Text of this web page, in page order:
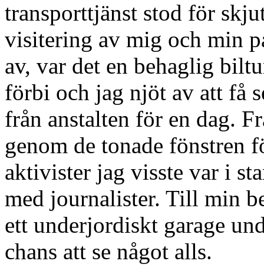
transporttjänst stod för
visitering av mig och min
av, var det en behaglig
förbi och jag njöt av att få
från anstalten för en dag.
genom de tonade fönstren
aktivister jag visste var i
med journalister. Till min
ett underjordiskt garage
chans att se något alls.